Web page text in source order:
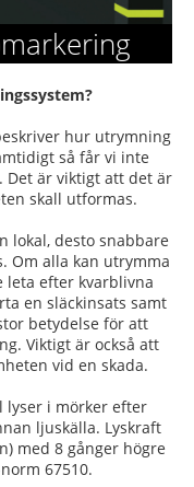
hur utrymning
så får vi inte
Det är viktigt att det är
skall utformas.
lokal, desto snabbare
Om alla kan utrymma
leta efter kvarblivna
en släckinsats samt
betydelse för att
Viktigt är också att
vid en skada.
lyser i mörker efter
ljuskälla. Lyskraft
med 8 gånger högre
67510.